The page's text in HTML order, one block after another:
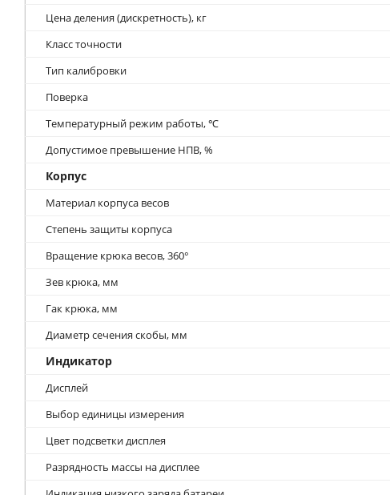
Цена деления (дискретность), кг
Класс точности
Тип калибровки
Поверка
Температурный режим работы, ℃
Допустимое превышение НПВ, %
Корпус
Материал корпуса весов
Степень защиты корпуса
Вращение крюка весов, 360°
Зев крюка, мм
Гак крюка, мм
Диаметр сечения скобы, мм
Индикатор
Дисплей
Выбор единицы измерения
Цвет подсветки дисплея
Разрядность массы на дисплее